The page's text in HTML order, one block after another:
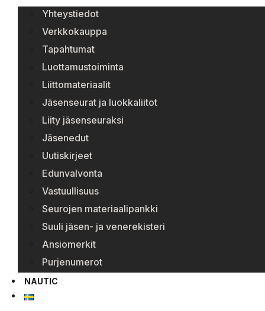
Yhteystiedot
Verkkokauppa
Tapahtumat
Luottamustoiminta
Liittomateriaalit
Jäsenseurat ja luokkaliitot
Liity jäsenseuraksi
Jäsenedut
Uutiskirjeet
Edunvalvonta
Vastuullisuus
Seurojen materiaalipankki
Suuli jäsen- ja venerekisteri
Ansiomerkit
Purjenumerot
NAUTIC